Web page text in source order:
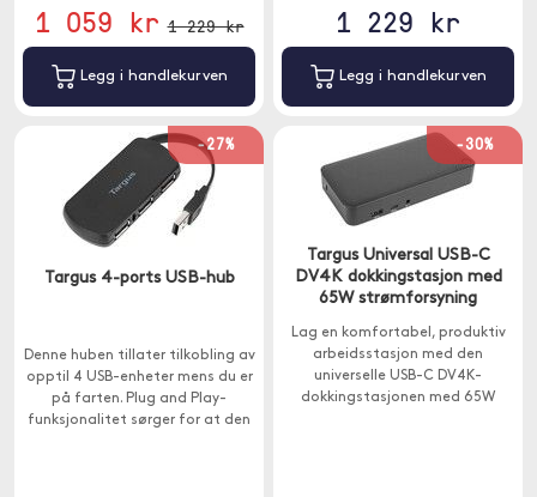
1 059 kr 1 229 kr
Legg i handlekurven
1 229 kr
Legg i handlekurven
-27%
Targus 4-ports USB-hub
Denne huben tillater tilkobling av
opptil 4 USB-enheter mens du er
på farten. Plug and Play-
funksjonalitet sørger for at den
-30%
Targus Universal USB-C
DV4K dokkingstasjon med
65W strømforsyning
Lag en komfortabel, produktiv
arbeidsstasjon med den
universelle USB-C DV4K-
dokkingstasjonen med 65W